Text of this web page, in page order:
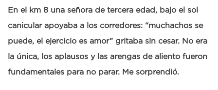
En el km 8 una señora de tercera edad, bajo el sol
canicular apoyaba a los corredores: “muchachos se
puede, el ejercicio es amor” gritaba sin cesar. No era
la única, los aplausos y las arengas de aliento fueron
fundamentales para no parar. Me sorprendió.